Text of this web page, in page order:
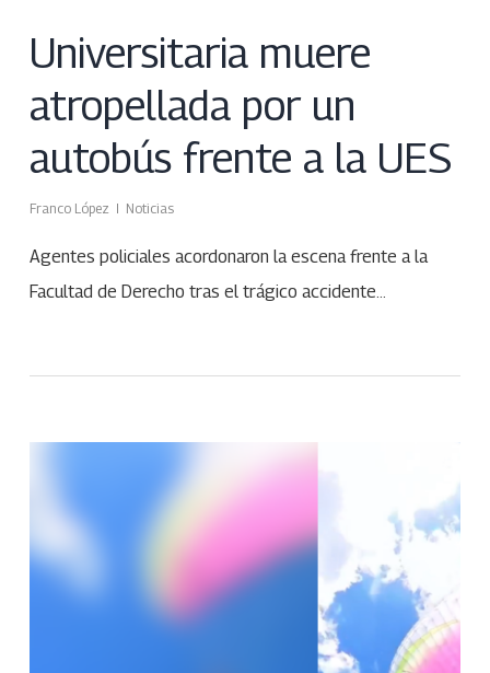
Universitaria muere
atropellada por un
autobús frente a la UES
Franco López Noticias
Agentes policiales acordonaron la escena frente a la
Facultad de Derecho tras el trágico accidente…